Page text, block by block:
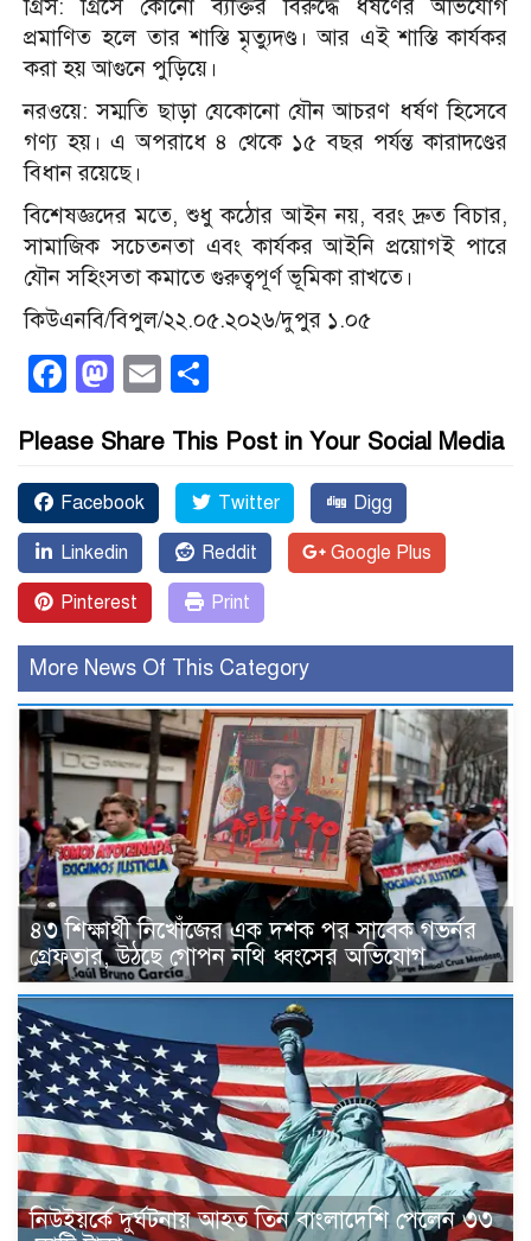
গ্রিস: গ্রিসে কোনো ব্যক্তির বিরুদ্ধে ধর্ষণের অভিযোগ
প্রমাণিত হলে তার শাস্তি মৃত্যুদণ্ড। আর এই শাস্তি কার্যকর
করা হয় আগুনে পুড়িয়ে।
নরওয়ে: সম্মতি ছাড়া যেকোনো যৌন আচরণ ধর্ষণ হিসেবে
গণ্য হয়। এ অপরাধে ৪ থেকে ১৫ বছর পর্যন্ত কারাদণ্ডের
বিধান রয়েছে।
বিশেষজ্ঞদের মতে, শুধু কঠোর আইন নয়, বরং দ্রুত বিচার,
সামাজিক সচেতনতা এবং কার্যকর আইনি প্রয়োগই পারে
যৌন সহিংসতা কমাতে গুরুত্বপূর্ণ ভূমিকা রাখতে।
কিউএনবি/বিপুল/২২.০৫.২০২৬/দুপুর ১.০৫
Facebook
Mastodon
Email
Please Share This Post in Your Social Media
Facebook Twitter Digg
Linkedin Reddit Google Plus
Pinterest Print
More News Of This Category
৪৩ শিক্ষার্থী নিখোঁজের এক দশক পর সাবেক গভর্নর
গ্রেফতার, উঠছে গোপন নথি ধ্বংসের অভিযোগ
নিউইয়র্কে দুর্ঘটনায় আহত তিন বাংলাদেশি পেলেন ৩৩